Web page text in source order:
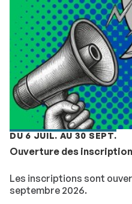
DU 6 JUIL. AU 30 SEPT.
Ouverture des
Les inscriptions sont
septembre 2026.